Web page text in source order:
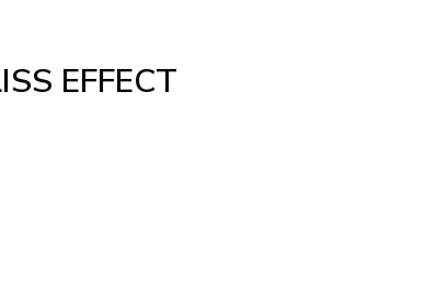
EFFECT